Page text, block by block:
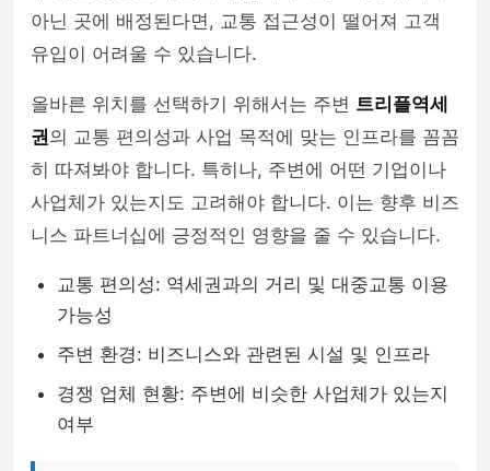
아닌 곳에 배정된다면, 교통 접근성이 떨어져 고객
유입이 어려울 수 있습니다.
올바른 위치를 선택하기 위해서는 주변 트리플역세
권의 교통 편의성과 사업 목적에 맞는 인프라를 꼼꼼
히 따져봐야 합니다. 특히나, 주변에 어떤 기업이나
사업체가 있는지도 고려해야 합니다. 이는 향후 비즈
니스 파트너십에 긍정적인 영향을 줄 수 있습니다.
교통 편의성: 역세권과의 거리 및 대중교통 이용
가능성
주변 환경: 비즈니스와 관련된 시설 및 인프라
경쟁 업체 현황: 주변에 비슷한 사업체가 있는지
여부